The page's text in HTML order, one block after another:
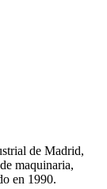
de Madrid,
maquinaria,
en 1990.